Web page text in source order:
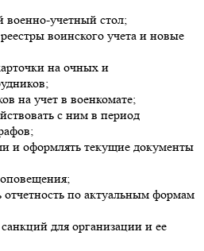
военно-учетный стол;
воинского учета и новые
на очных и
на учет в военкомате;
с ним в период
и оформлять текущие документы
отчетность по актуальным формам
для организации и ее